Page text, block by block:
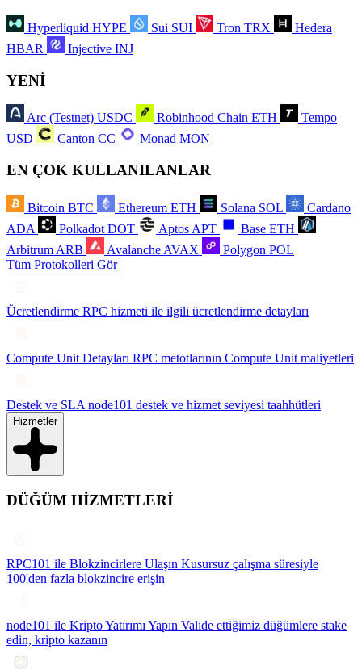
Hyperliquid HYPE Sui SUI Tron TRX
Hedera
HBAR
Injective INJ
YENİ
Arc (Testnet) USDC Robinhood Chain ETH
Tempo
USD
Canton CC Monad MON
EN ÇOK KULLANILANLAR
Bitcoin BTC Ethereum ETH Solana SOL
Cardano
ADA
Polkadot DOT Aptos APT Base ETH
Arbitrum ARB Avalanche AVAX Polygon POL
Tüm Protokolleri Gör
Ücretlendirme RPC hizmeti ile ilgili ücretlendirme detayları
Compute Unit Detayları RPC metotlarının Compute Unit maliyetleri
Destek ve SLA node101 destek ve hizmet seviyesi taahhütleri
Hizmetler
DÜĞÜM HİZMETLERİ
RPC101 ile Blokzincirlere Ulaşın Kusursuz çalışma süresiyle
100'den fazla blokzincire erişin
node101 ile Kripto Yatırımı Yapın Valide ettiğimiz düğümlere stake
edin, kripto kazanın